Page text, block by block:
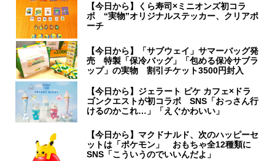
【今日から】くら寿司×ミニオンズ初コラ
ボ “実物”オリジナルステッカー、クリアポ
ーチ
【今日から】「サブウェイ」サマーバッグ発
売 特製「保冷バッグ」「包める保冷サブラ
ップ」の実物 割引チケット3500円封入
【今日から】ジェラート ピケ カフェ×ドラ
ゴンクエストが初コラボ SNS「おっさん行
けるのかこれ…」「えぐかわいい」
【今日から】マクドナルド、次のハッピーセ
ットは「ポケモン」 おもちゃ全12種類に
SNS「こういうのでいいんだよ」